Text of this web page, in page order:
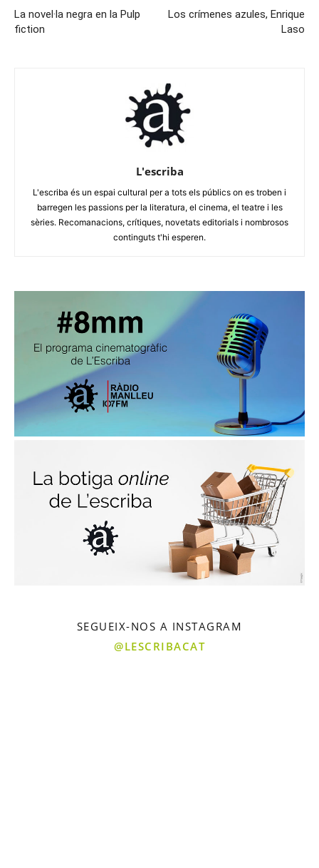
La novel·la negra en la Pulp
fiction
Los crímenes azules, Enrique
Laso
L'escriba
L'escriba és un espai cultural per a tots els públics on es troben i
barregen les passions per la literatura, el cinema, el teatre i les
sèries. Recomanacions, crítiques, novetats editorials i nombrosos
continguts t'hi esperen.
SEGUEIX-NOS A INSTAGRAM
@LESCRIBACAT